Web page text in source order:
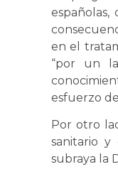
en el
“por un
esfuerzo
Por otro
sanitario y
subraya la